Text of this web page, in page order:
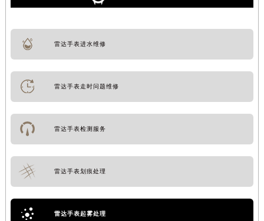
雷达手表进水维修
雷达手表走时问题维修
雷达手表检测服务
雷达手表划痕处理
雷达手表起雾处理